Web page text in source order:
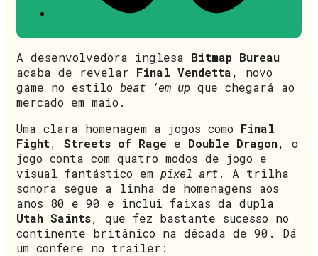
A desenvolvedora inglesa Bitmap Bureau
acaba de revelar Final Vendetta, novo
game no estilo beat ‘em up que chegará ao
mercado em maio.
Uma clara homenagem a jogos como Final
Fight, Streets of Rage e Double Dragon, o
jogo conta com quatro modos de jogo e
visual fantástico em pixel art. A trilha
sonora segue a linha de homenagens aos
anos 80 e 90 e inclui faixas da dupla
Utah Saints, que fez bastante sucesso no
continente britânico na década de 90. Dá
um confere no trailer: